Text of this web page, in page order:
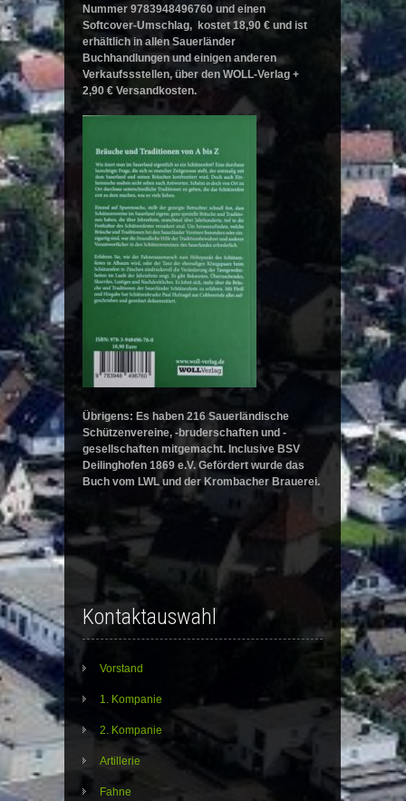
Nummer 9783948496760 und einen
Softcover-Umschlag, kostet 18,90 € und ist
erhältlich in allen Sauerländer
Buchhandlungen und einigen anderen
Verkaufssstellen, über den WOLL-Verlag +
2,90 € Versandkosten.
Übrigens: Es haben 216 Sauerländische
Schützenvereine, -bruderschaften und -
gesellschaften mitgemacht. Inclusive BSV
Deilinghofen 1869 e.V. Gefördert wurde das
Buch vom LWL und der Krombacher Brauerei.
Kontaktauswahl
Vorstand
1. Kompanie
2. Kompanie
Artillerie
Fahne